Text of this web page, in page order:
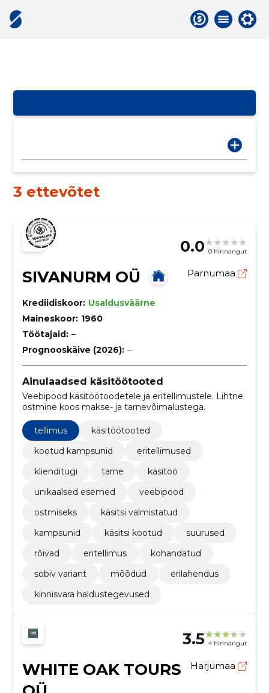
3 ettevõtet
0.0 0 hinnangut
SIVANURM OÜ Pärnumaa
Krediidiskoor: Usaldusväärne
Maineskoor: 1960
Töötajaid: –
Prognooskäive (2026): –
Ainulaadsed käsitöötooted
Veebipood käsitöötoodetele ja eritellimustele. Lihtne
ostmine koos makse- ja tarnevõimalustega.
tellimus
käsitöötooted
kootud kampsunid
eritellimused
klienditugi
tarne
käsitöö
unikaalsed esemed
veebipood
ostmiseks
käsitsi valmistatud
kampsunid
käsitsi kootud
suurused
rõivad
eritellimus
kohandatud
sobiv variant
mõõdud
erilahendus
kinnisvara haldustegevused
3.5 4 hinnangut
WHITE OAK TOURS
Harjumaa